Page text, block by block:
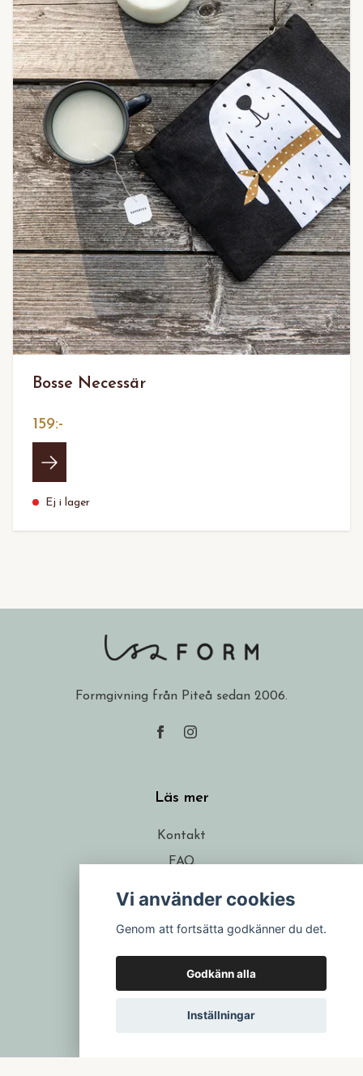
Bosse Necessär
159:-
Ej i lager
Formgivning från Piteå sedan 2006.
Läs mer
Kontakt
FAQ
Om formgivaren
Presentkort
Vi använder cookies
Genom att fortsätta godkänner du det.
Godkänn alla
Inställningar